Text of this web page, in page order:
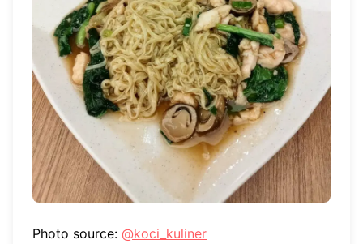
Photo source: @koci_kuliner